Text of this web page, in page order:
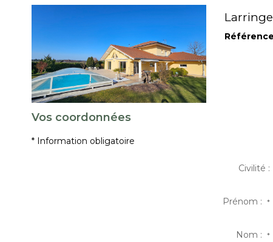
Référence
Vos coordonnées
* Information obligatoire
Civilité :
Prénom :*
Nom :*